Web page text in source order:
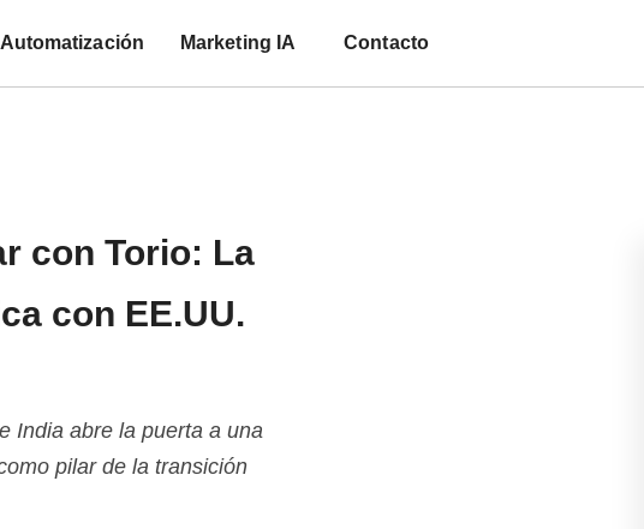
Automatización Marketing IA Contacto
con Torio: La
con EE.UU.
India abre la puerta a una
pilar de la transición